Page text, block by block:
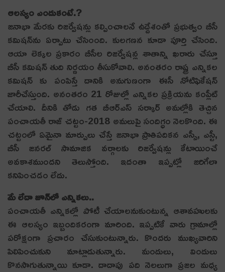
ఆల‌స్యం ఎందుకంటే.?
జ‌నాభా మేరకు రిజర్వేషన్లు కల్పించాలనే ఉద్దేశంతో ప్రభుత్వం బీసీ
కమిషన్‌ను ఏర్పాటు చేసింంది. కులగణన కూడా పూర్తి చేసింది.
ఆయా లెక్కల ప్రకారం బీసీల రిజర్వేషన్ల శాతాన్ని ఖరారు చేస్తూ
బీసీ కమిషన్‌ తుది నిర్ణయం తీసుకోవాలి. అనంతరం రాష్ట్ర ఎన్నికల
కమిషన్ కు పంపిస్తే దానికి అనుగుణంగా ఈసీ నోటిఫికేషన్‌
జారీచేస్తుంది. అనంతరం 21 రోజుల్లో ఎన్నికల ప్రక్రియను కంప్లీట్
చేయాలి. దీనికి తోడు గత బీఆర్ఎస్ సర్కార్ అమల్లోకి తెచ్చిన
పంచాయతీ రాజ్‌ చట్టం-2018 అమలుపై సందిగ్ధం నెలకొంది. ఈ
చట్టంలో ఏమైనా మార్పులు చేస్తే జనాభా ప్రాతిపదికన ఎస్సీ, ఎస్టీ,
బీసీ జనరల్‌ సామాజిక వర్గాలకు రిజర్వేషన్లు కేటాయించే
అవకాశముందని తెలుస్తోంది. ఇదంతా ఇప్పట్లో జరిగేలా
కనిపించడం లేదు.
మే లేదా జూన్‌లో ఎన్నిక‌లు..
పంచాయ‌తీ ఎన్నిక‌ల్లో పోటీ చేయాల‌నుకుంటున్న ఆశావ‌హుల‌కు
ఈ ఆల‌స్యం ఇబ్బందికరంగా మారింది. ఇప్ప‌టికే వారు గ్రామాల్లో
ప‌రోక్షంగా ప్ర‌చారం చేసుకుంటున్నారు. కొంద‌రు ముఖ్య‌వారిని
పిలిపించుకుని మాట్లాడుతున్నారు. మందులు, విందులు
కొన‌సాగుతున్నాయి కూడా. దాదాపు ప‌ది నెల‌లుగా ప్రజల మధ్య